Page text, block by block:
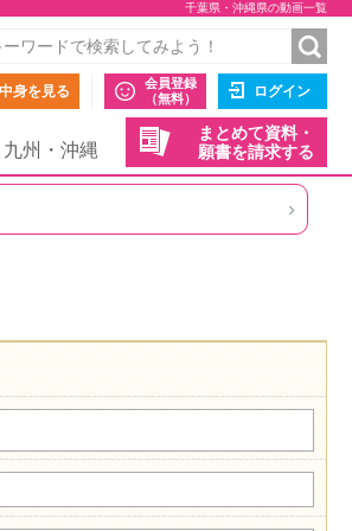
千葉県・沖縄県の動画一覧
身を見る
会員登録
（無料）
ログイン
まとめて資料・
願書を請求する
九州・沖縄
›